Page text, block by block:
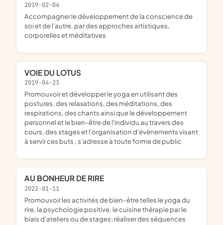
2019-02-04
accompagner le développement de la conscience de
soi et de l'autre, par des approches artistiques,
corporelles et méditatives
VOIE DU LOTUS
2019-04-23
promouvoir et développer le yoga en utilisant des
postures, des relaxations, des méditations, des
respirations, des chants ainsi que le développement
personnel et le bien-être de l'individu au travers des
cours, des stages et l'organisation d'évènements visant
à servir ces buts ; s'adresse à toute forme de public
AU BONHEUR DE RIRE
2022-01-11
promouvoir les activités de bien-être telles le yoga du
rire, la psychologie positive, le cuisine thérapie par le
biais d'ateliers ou de stages; réaliser des séquences